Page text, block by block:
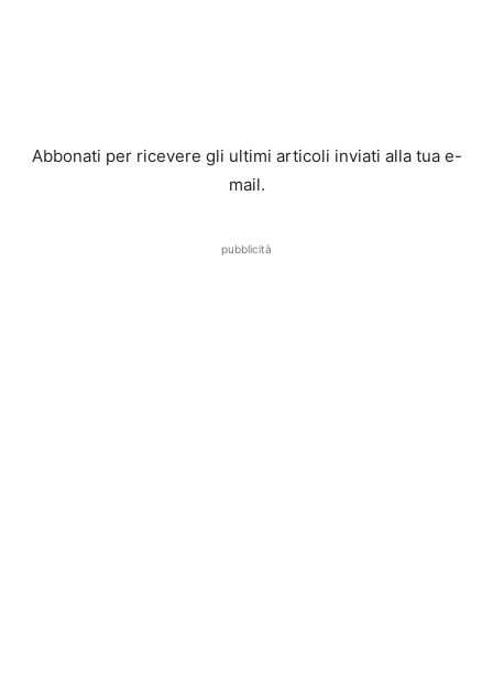
Abbonati per ricevere gli ultimi articoli inviati alla tua e-
mail.
pubblicità